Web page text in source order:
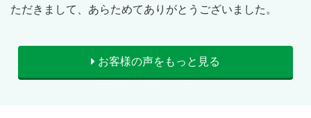
ただきまして、あらためてありがとうございました。
お客様の声をもっと見る